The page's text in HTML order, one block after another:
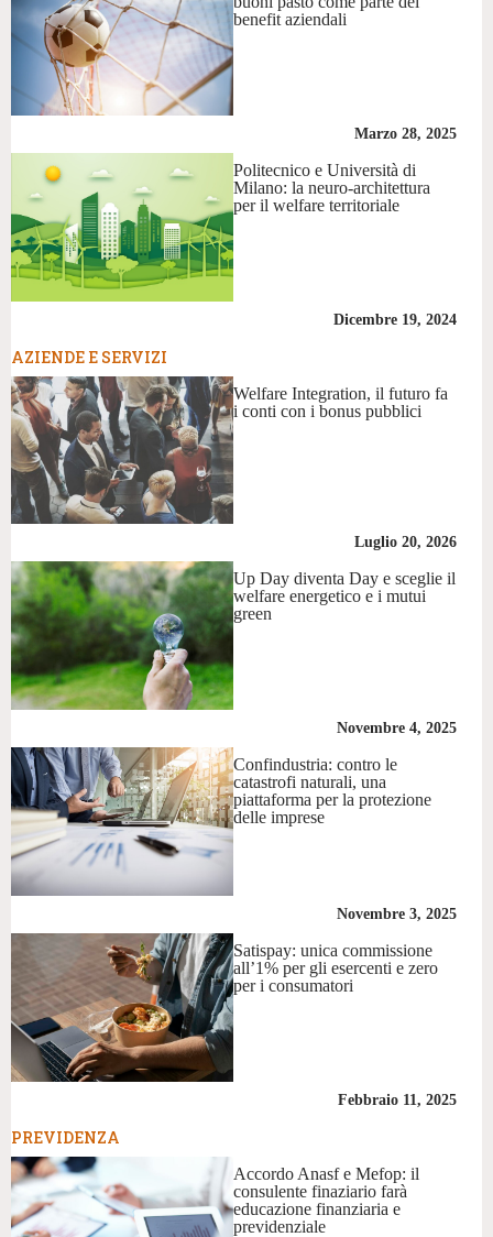
benefit aziendali
Marzo 28, 2025
Politecnico e Università di
Milano: la neuro-architettura
per il welfare territoriale
Dicembre 19, 2024
AZIENDE E SERVIZI
Welfare Integration, il futuro fa
i conti con i bonus pubblici
Luglio 20, 2026
Up Day diventa Day e sceglie il
welfare energetico e i mutui
green
Novembre 4, 2025
Confindustria: contro le
catastrofi naturali, una
piattaforma per la protezione
delle imprese
Novembre 3, 2025
Satispay: unica commissione
all’1% per gli esercenti e zero
per i consumatori
Febbraio 11, 2025
PREVIDENZA
Accordo Anasf e Mefop: il
consulente finaziario farà
educazione finanziaria e
previdenziale